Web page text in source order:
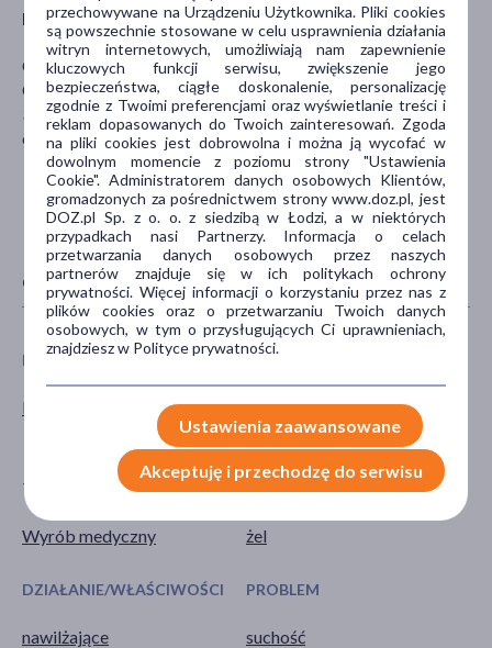
Producent
Gofarm Sp. z o.o. Sp.k
Górników 21/26
30-819 Kraków
office@gofarm.pl
CECHY PRODUKTU
PŁEĆ
Kobieta
WIEK
dla dorosłych
dla seniorów
TYP PRODUKTU
Wyrób medyczny
POSTAĆ
żel
DZIAŁANIE/WŁAŚCIWOŚCI
nawilżające
PROBLEM
suchość
przechowywane na Urządzeniu Użytkownika. Pliki cookies
są powszechnie stosowane w celu usprawnienia działania
witryn internetowych, umożliwiają nam zapewnienie
kluczowych funkcji serwisu, zwiększenie jego
bezpieczeństwa, ciągłe doskonalenie, personalizację
zgodnie z Twoimi preferencjami oraz wyświetlanie treści i
reklam dopasowanych do Twoich zainteresowań. Zgoda
na pliki cookies jest dobrowolna i można ją wycofać w
dowolnym momencie z poziomu strony "Ustawienia
Cookie". Administratorem danych osobowych Klientów,
gromadzonych za pośrednictwem strony www.doz.pl, jest
DOZ.pl Sp. z o. o. z siedzibą w Łodzi, a w niektórych
przypadkach nasi Partnerzy. Informacja o celach
przetwarzania danych osobowych przez naszych
partnerów znajduje się w ich politykach ochrony
prywatności. Więcej informacji o korzystaniu przez nas z
plików cookies oraz o przetwarzaniu Twoich danych
osobowych, w tym o przysługujących Ci uprawnieniach,
znajdziesz w Polityce prywatności.
Ustawienia zaawansowane
Akceptuję i przechodzę do serwisu